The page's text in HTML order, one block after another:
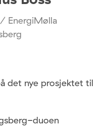
EnergiMølla
det nye prosjektet til
duoen